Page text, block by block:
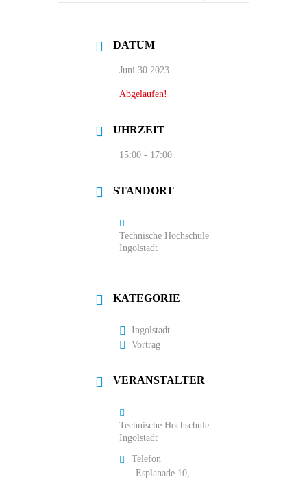
DATUM
Juni 30 2023
Abgelaufen!
UHRZEIT
15:00 - 17:00
STANDORT
Technische Hochschule
Ingolstadt
KATEGORIE
Ingolstadt
Vortrag
VERANSTALTER
Technische Hochschule
Ingolstadt
Telefon
Esplanade 10,